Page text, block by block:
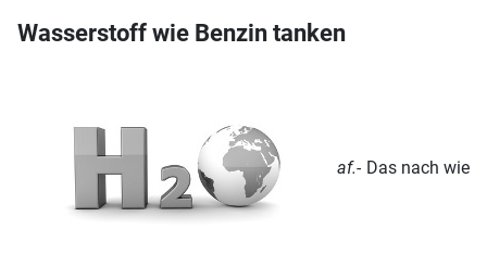
Wasserstoff wie Benzin tanken
af.- Das nach wie